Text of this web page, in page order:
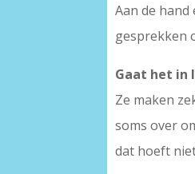
Aan de
gesprekken
Gaat het in
Ze maken
soms over
dat hoeft